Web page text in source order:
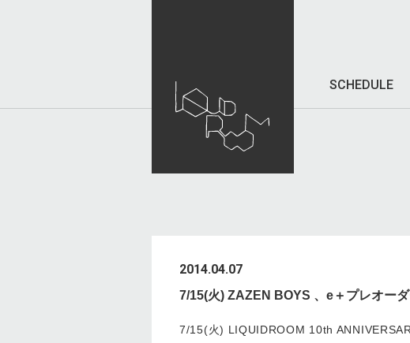
SCHEDULE
2014.04.07
7/15(火) ZAZEN BOYS 、e＋プレオーダ
7/15(火) LIQUIDROOM 10th